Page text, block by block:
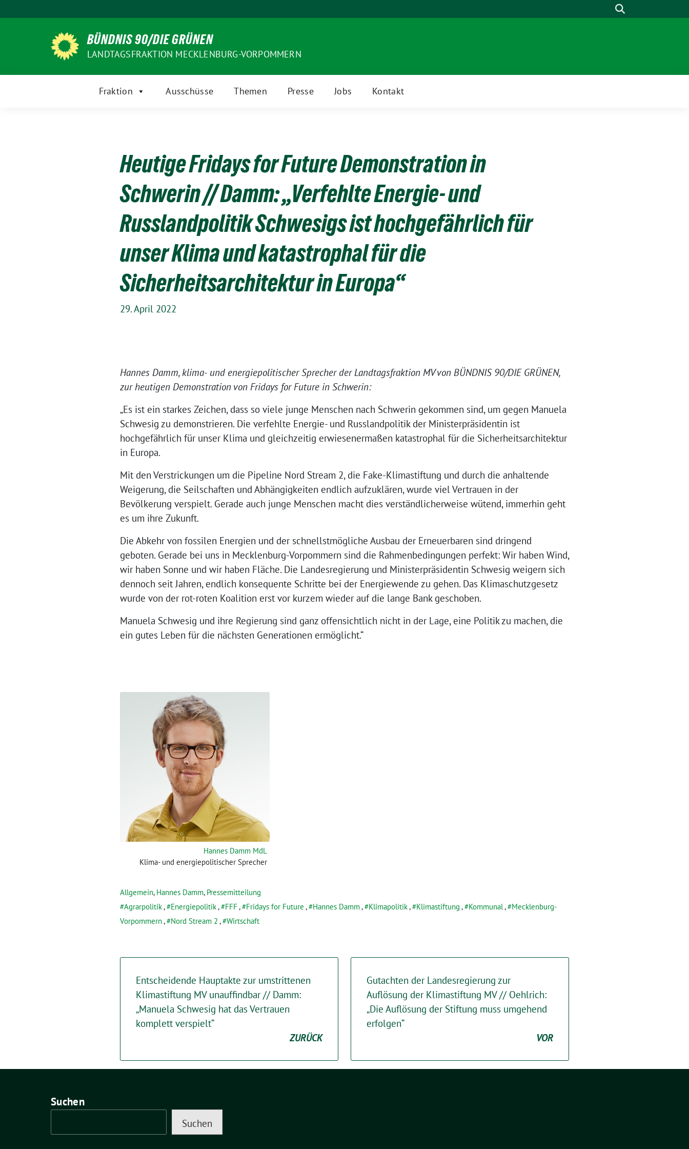
zum
Suche
BÜNDNIS 90/DIE GRÜNEN
LANDTAGSFRAKTION MECKLENBURG-VORPOMMERN
Fraktion Ausschüsse Themen Presse Jobs Kontakt
Heutige Fridays for Future Demonstration in
Schwerin // Damm: „Verfehlte Energie- und
Russlandpolitik Schwesigs ist hochgefährlich für
unser Klima und katastrophal für die
Sicherheitsarchitektur in Europa“
29. April 2022
Hannes Damm, klima- und energiepolitischer Sprecher der Landtagsfraktion MV von BÜNDNIS 90/DIE GRÜNEN,
zur heutigen Demonstration von Fridays for Future in Schwerin:
„Es ist ein starkes Zeichen, dass so viele junge Menschen nach Schwerin gekommen sind, um gegen Manuela
Schwesig zu demonstrieren. Die verfehlte Energie- und Russlandpolitik der Ministerpräsidentin ist
hochgefährlich für unser Klima und gleichzeitig erwiesenermaßen katastrophal für die Sicherheitsarchitektur
in Europa.
Mit den Verstrickungen um die Pipeline Nord Stream 2, die Fake-Klimastiftung und durch die anhaltende
Weigerung, die Seilschaften und Abhängigkeiten endlich aufzuklären, wurde viel Vertrauen in der
Bevölkerung verspielt. Gerade auch junge Menschen macht dies verständlicherweise wütend, immerhin geht
es um ihre Zukunft.
Die Abkehr von fossilen Energien und der schnellstmögliche Ausbau der Erneuerbaren sind dringend
geboten. Gerade bei uns in Mecklenburg-Vorpommern sind die Rahmenbedingungen perfekt: Wir haben Wind,
wir haben Sonne und wir haben Fläche. Die Landesregierung und Ministerpräsidentin Schwesig weigern sich
dennoch seit Jahren, endlich konsequente Schritte bei der Energiewende zu gehen. Das Klimaschutzgesetz
wurde von der rot-roten Koalition erst vor kurzem wieder auf die lange Bank geschoben.
Manuela Schwesig und ihre Regierung sind ganz offensichtlich nicht in der Lage, eine Politik zu machen, die
ein gutes Leben für die nächsten Generationen ermöglicht.“
Hannes Damm MdL
Klima- und energiepolitischer Sprecher
Allgemein, Hannes Damm, Pressemitteilung
Agrarpolitik, Energiepolitik, FFF , Fridays for Future , Hannes Damm, Klimapolitik, Klimastiftung , Kommunal,
Mecklenburg-
Vorpommern, Nord Stream 2 , Wirtschaft
Entscheidende Hauptakte zur umstrittenen
Klimastiftung MV unauffindbar // Damm:
„Manuela Schwesig hat das Vertrauen
komplett verspielt“
ZURÜCK
Gutachten der Landesregierung zur
Auflösung der Klimastiftung MV // Oehlrich:
„Die Auflösung der Stiftung muss umgehend
erfolgen“
VOR
Suchen
Suchen